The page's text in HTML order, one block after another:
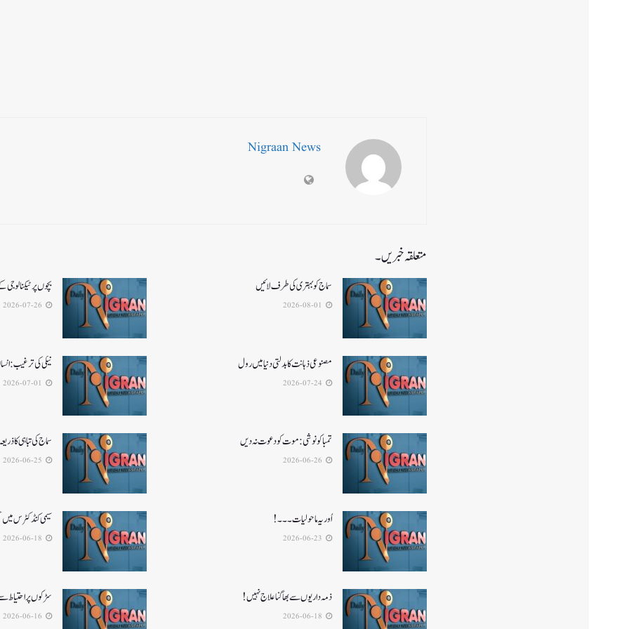
Nigraan News
متعلقہ خبریں۔
سماج کو بہتری کی طرف لائیں بچوں پر
مصنوعی ذہانت کا بدلتی دنیا میں رول نیکی کی ترغیب:
تمباکو نوشی: موت کو دعوت نہ دیں سماج کی تباہی کا
اُور یہ ماحولیات۔۔۔! سیمی کنڈکٹرس میں
ذمہ داریوں سے بھاگنا علاج نہیں! سڑکوں پر احتیاط